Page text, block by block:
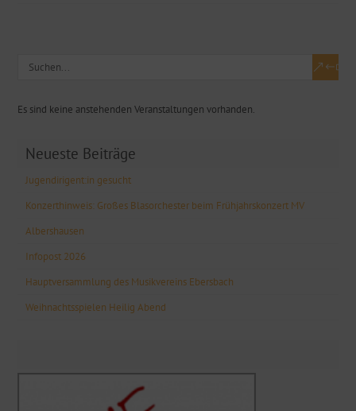
Es sind keine anstehenden Veranstaltungen vorhanden.
Neueste Beiträge
Jugendirigent:in gesucht
Konzerthinweis: Großes Blasorchester beim Frühjahrskonzert MV
Albershausen
Infopost 2026
Hauptversammlung des Musikvereins Ebersbach
Weihnachtsspielen Heilig Abend